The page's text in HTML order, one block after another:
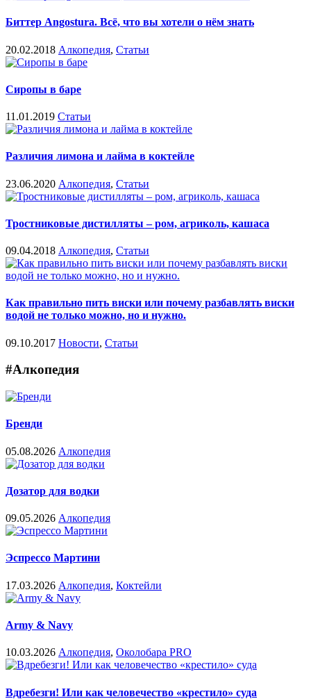
Биттер Angostura. Всё, что вы хотели о нём знать
20.02.2018 Алкопедия, Статьи
Сиропы в баре
11.01.2019 Статьи
Различия лимона и лайма в коктейле
23.06.2020 Алкопедия, Статьи
Тростниковые дистилляты – ром, агриколь, кашаса
09.04.2018 Алкопедия, Статьи
Как правильно пить виски или почему разбавлять виски
водой не только можно, но и нужно.
09.10.2017 Новости, Статьи
#Алкопедия
Бренди
05.08.2026 Алкопедия
Дозатор для водки
09.05.2026 Алкопедия
Эспрессо Мартини
17.03.2026 Алкопедия, Коктейли
Army & Navy
10.03.2026 Алкопедия, Околобара PRO
Вдребезги! Или как человечество «крестило» суда